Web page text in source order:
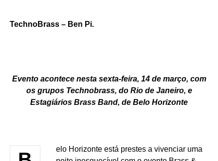
TechnoBrass – Ben Pi.
Evento acontece nesta sexta-feira, 14 de março, com
os grupos Technobrass, do Rio de Janeiro, e
Estagiários Brass Band, de Belo Horizonte
elo Horizonte está prestes a vivenciar uma